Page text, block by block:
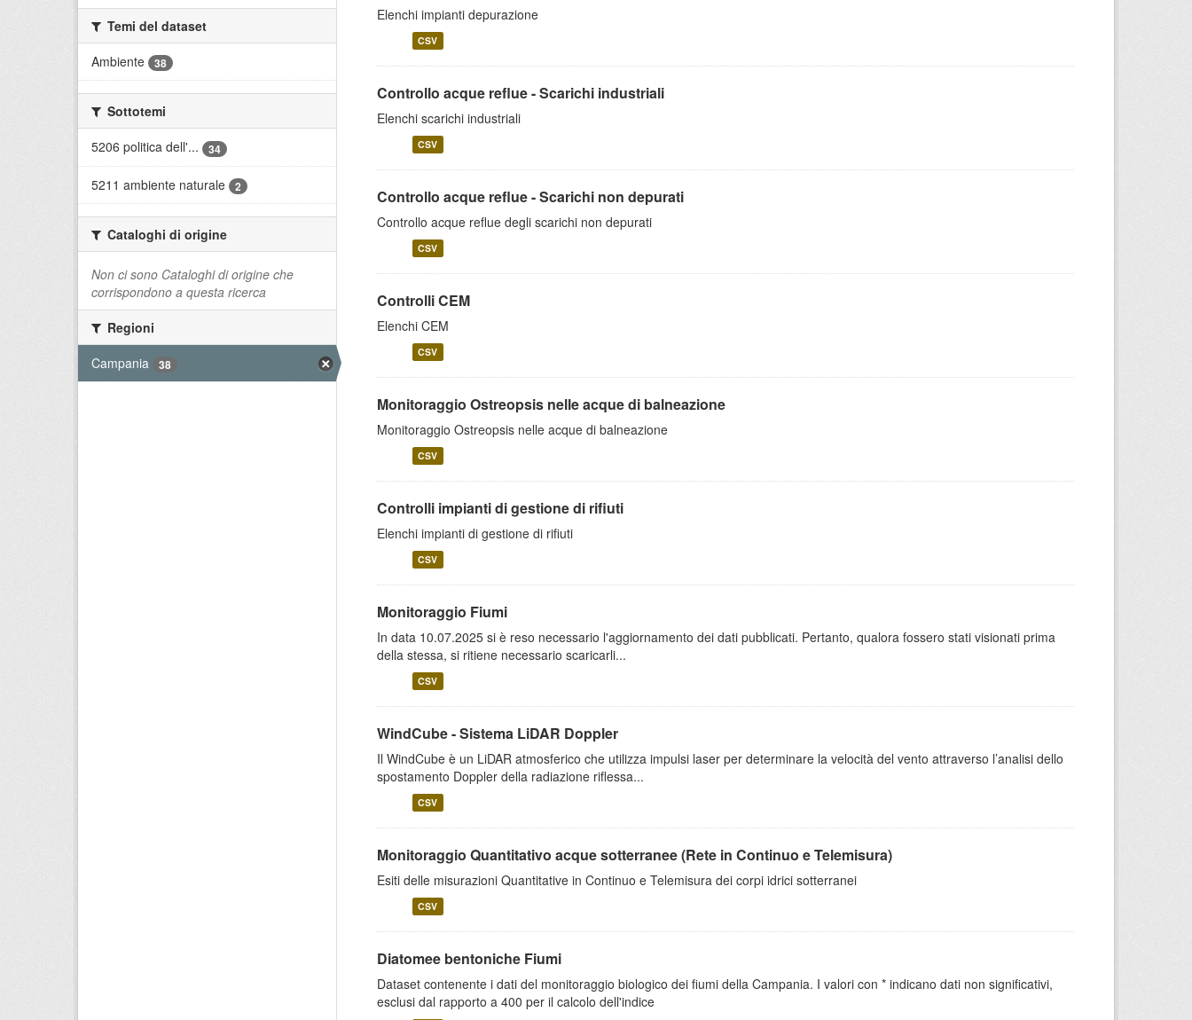
Temi del dataset
Ambiente
38
Sottotemi
5206 politica dell'...
34
5211 ambiente naturale 2
Cataloghi di origine
Non ci sono Cataloghi di origine che
corrispondono a questa ricerca
Regioni
Campania
38
Elenchi impianti depurazione
CSV
Controllo acque reflue - Scarichi industriali
Elenchi scarichi industriali
CSV
Controllo acque reflue - Scarichi non depurati
Controllo acque reflue degli scarichi non depurati
CSV
Controlli CEM
Elenchi CEM
CSV
Monitoraggio Ostreopsis nelle acque di balneazione
Monitoraggio Ostreopsis nelle acque di balneazione
CSV
Controlli impianti di gestione di rifiuti
Elenchi impianti di gestione di rifiuti
CSV
Monitoraggio Fiumi
In data 10.07.2025 si è reso necessario l'aggiornamento dei dati pubblicati. Pertanto, qualora fossero stati visionati prima
della stessa, si ritiene necessario scaricarli...
CSV
WindCube - Sistema LiDAR Doppler
Il WindCube è un LiDAR atmosferico che utilizza impulsi laser per determinare la velocità del vento attraverso l’analisi dello
spostamento Doppler della radiazione riflessa...
CSV
Monitoraggio Quantitativo acque sotterranee (Rete in Continuo e Telemisura)
Esiti delle misurazioni Quantitative in Continuo e Telemisura dei corpi idrici sotterranei
CSV
Diatomee bentoniche Fiumi
Dataset contenente i dati del monitoraggio biologico dei fiumi della Campania. I valori con * indicano dati non significativi,
esclusi dal rapporto a 400 per il calcolo dell'indice